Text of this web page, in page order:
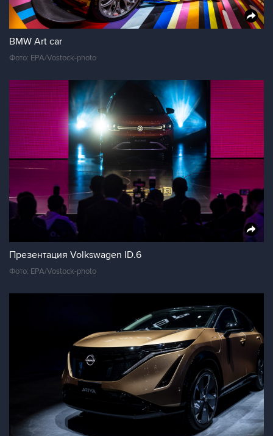
BMW Art car
Фото: EPA/Vostock-photo
Презентация Volkswagen ID.6
Фото: EPA/Vostock-photo